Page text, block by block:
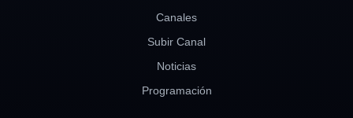
Canales
Subir Canal
Noticias
Programación